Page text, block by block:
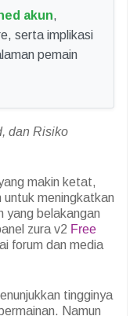
akun,
serta implikasi
pemain
dan Risiko
makin ketat,
untuk meningkatkan
yang belakangan
zura v2 Free
forum dan media
tingginya
Namun